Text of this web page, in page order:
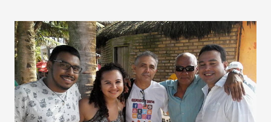
esplendor de um país que é sinônimo de singularidade. -
Cada peça foi cuidadosamente desenhada, tornando-se
única. Uma joia exclusiva pode ser copiada, mas uma joia
única só pode ser criada pela Prata Rara. Sua leveza,
sofisticação e o DNA singular de cada design a tornam uma
obra irrepetível", disse a CEO, Hellen Postai. - Fotografadas